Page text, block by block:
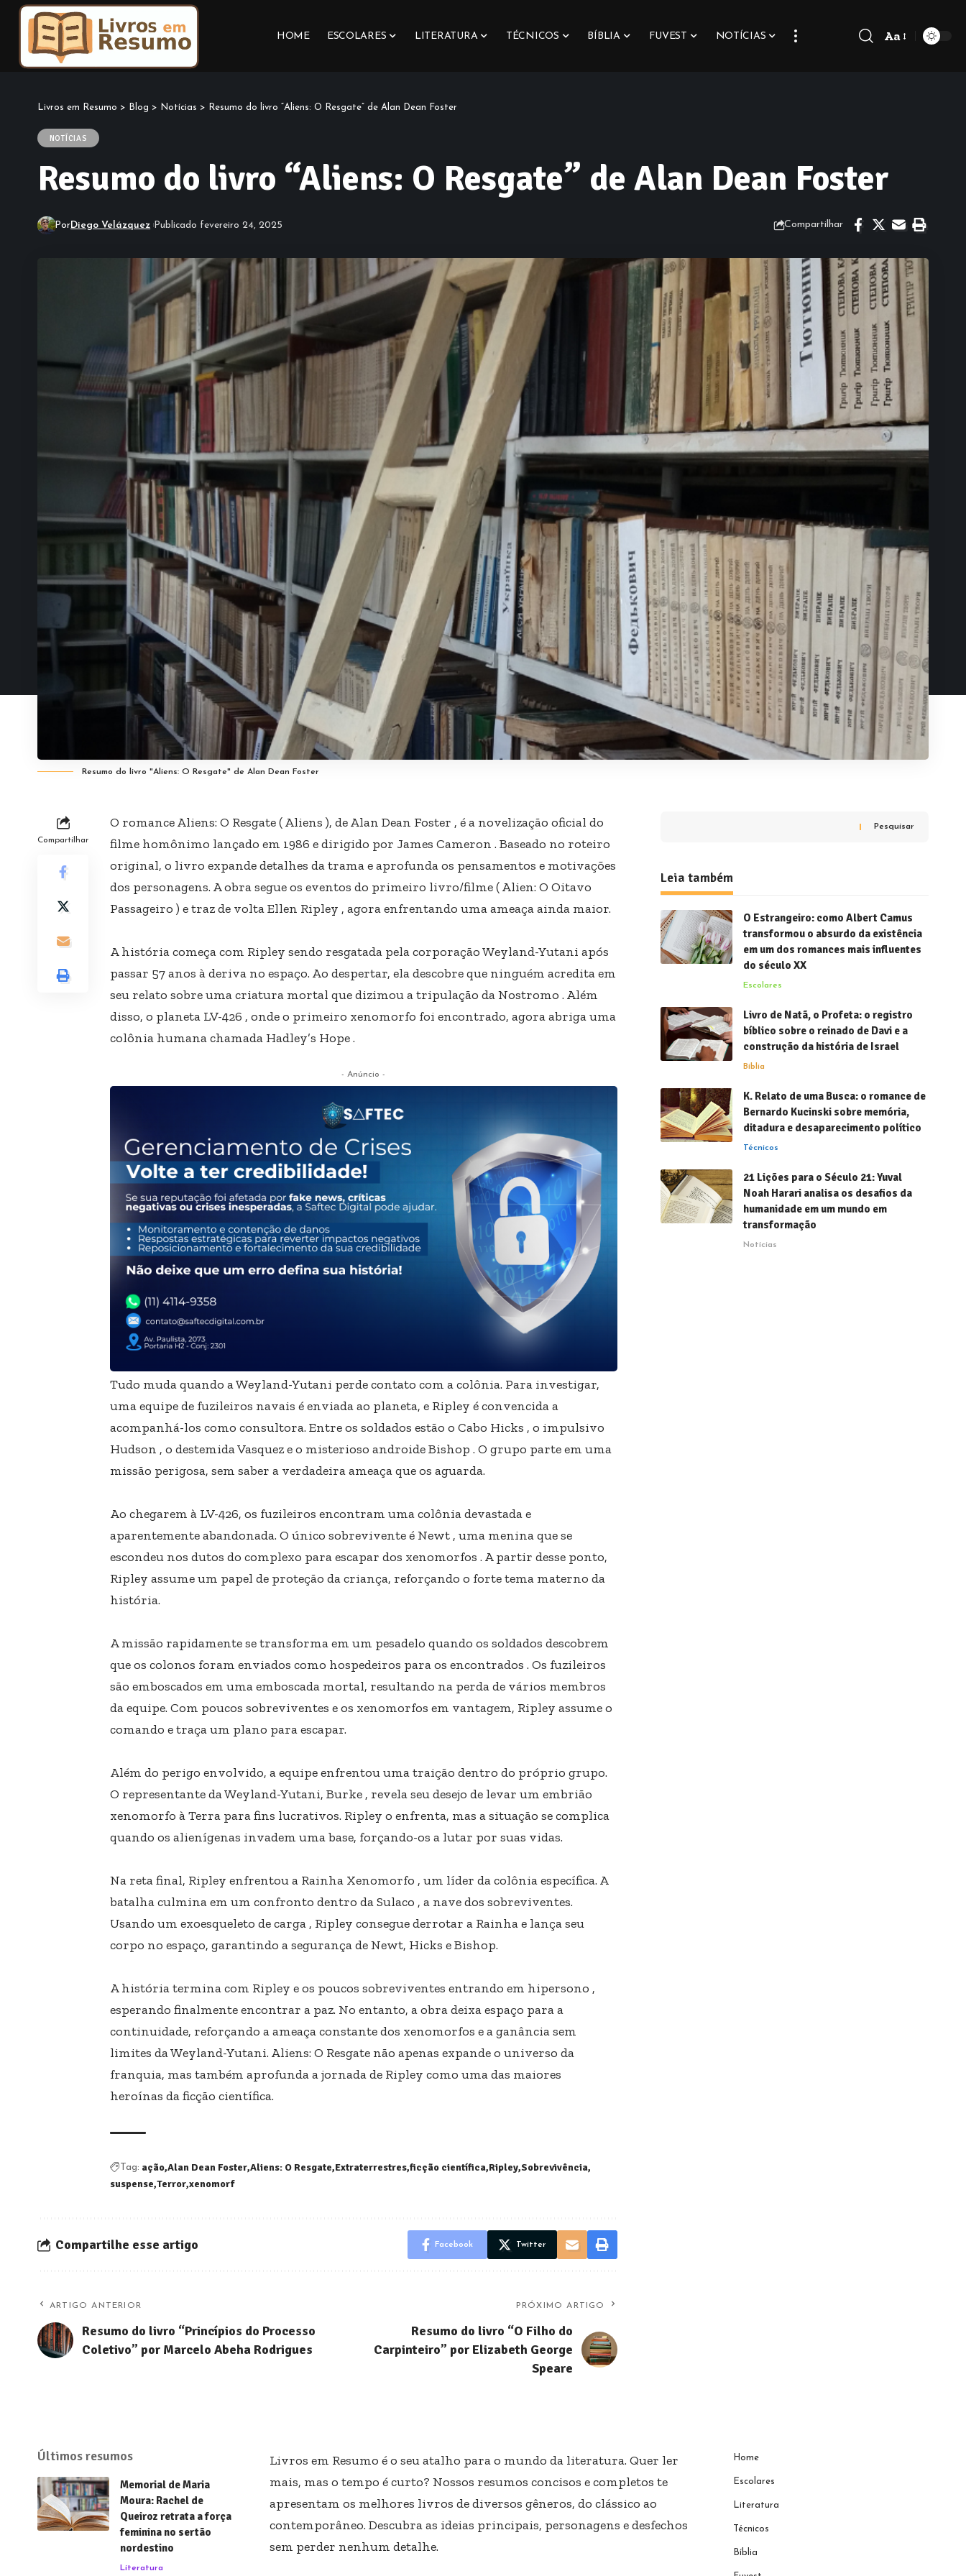
HOME ESCOLARES LITERATURA TÉCNICOS BÍBLIA FUVEST NOTÍCIAS
Font
Aa
Livros em Resumo > Blog > Notícias > Resumo do livro “Aliens: O Resgate” de Alan Dean Foster
NOTÍCIAS
Resumo do livro “Aliens: O Resgate” de Alan Dean Foster
PorDiego Velázquez Publicado fevereiro 24, 2025 Compartilhar
Resumo do livro "Aliens: O Resgate" de Alan Dean Foster
Compartilhar
O romance Aliens: O Resgate ( Aliens ), de Alan Dean Foster , é a novelização oficial do
filme homônimo lançado em 1986 e dirigido por James Cameron . Baseado no roteiro
original, o livro expande detalhes da trama e aprofunda os pensamentos e motivações
dos personagens. A obra segue os eventos do primeiro livro/filme ( Alien: O Oitavo
Passageiro ) e traz de volta Ellen Ripley , agora enfrentando uma ameaça ainda maior.
A história começa com Ripley sendo resgatada pela corporação Weyland-Yutani após
passar 57 anos à deriva no espaço. Ao despertar, ela descobre que ninguém acredita em
seu relato sobre uma criatura mortal que dizimou a tripulação da Nostromo . Além
disso, o planeta LV-426 , onde o primeiro xenomorfo foi encontrado, agora abriga uma
colônia humana chamada Hadley’s Hope .
- Anúncio -
Tudo muda quando a Weyland-Yutani perde contato com a colônia. Para investigar,
uma equipe de fuzileiros navais é enviada ao planeta, e Ripley é convencida a
acompanhá-los como consultora. Entre os soldados estão o Cabo Hicks , o impulsivo
Hudson , o destemida Vasquez e o misterioso androide Bishop . O grupo parte em uma
missão perigosa, sem saber a verdadeira ameaça que os aguarda.
Ao chegarem à LV-426, os fuzileiros encontram uma colônia devastada e
aparentemente abandonada. O único sobrevivente é Newt , uma menina que se
escondeu nos dutos do complexo para escapar dos xenomorfos . A partir desse ponto,
Ripley assume um papel de proteção da criança, reforçando o forte tema materno da
história.
A missão rapidamente se transforma em um pesadelo quando os soldados descobrem
que os colonos foram enviados como hospedeiros para os encontrados . Os fuzileiros
são emboscados em uma emboscada mortal, resultando na perda de vários membros
da equipe. Com poucos sobreviventes e os xenomorfos em vantagem, Ripley assume o
comando e traça um plano para escapar.
Além do perigo envolvido, a equipe enfrentou uma traição dentro do próprio grupo.
O representante da Weyland-Yutani, Burke , revela seu desejo de levar um embrião
xenomorfo à Terra para fins lucrativos. Ripley o enfrenta, mas a situação se complica
quando os alienígenas invadem uma base, forçando-os a lutar por suas vidas.
Na reta final, Ripley enfrentou a Rainha Xenomorfo , um líder da colônia específica. A
batalha culmina em um confronto dentro da Sulaco , a nave dos sobreviventes.
Usando um exoesqueleto de carga , Ripley consegue derrotar a Rainha e lança seu
corpo no espaço, garantindo a segurança de Newt, Hicks e Bishop.
A história termina com Ripley e os poucos sobreviventes entrando em hipersono ,
esperando finalmente encontrar a paz. No entanto, a obra deixa espaço para a
continuidade, reforçando a ameaça constante dos xenomorfos e a ganância sem
limites da Weyland-Yutani. Aliens: O Resgate não apenas expande o universo da
franquia, mas também aprofunda a jornada de Ripley como uma das maiores
heroínas da ficção científica.
Tag: ação Alan Dean Foster Aliens: O Resgate Extraterrestres ficção científica Ripley Sobrevivência
suspense Terror xenomorf
Compartilhe esse artigo Facebook Twitter
ARTIGO ANTERIOR
Resumo do livro “Princípios do Processo
Coletivo” por Marcelo Abeha Rodrigues
PRÓXIMO ARTIGO
Resumo do livro “O Filho do
Carpinteiro” por Elizabeth George
Speare
Pesquisar
Leia também
O Estrangeiro: como Albert Camus
transformou o absurdo da existência
em um dos romances mais influentes
do século XX
Escolares
Livro de Natã, o Profeta: o registro
bíblico sobre o reinado de Davi e a
construção da história de Israel
Bíblia
K. Relato de uma Busca: o romance de
Bernardo Kucinski sobre memória,
ditadura e desaparecimento político
Técnicos
21 Lições para o Século 21: Yuval
Noah Harari analisa os desafios da
humanidade em um mundo em
transformação
Notícias
Últimos resumos
Memorial de Maria
Moura: Rachel de
Queiroz retrata a força
feminina no sertão
nordestino
Literatura
Livros em Resumo é o seu atalho para o mundo da literatura. Quer ler
mais, mas o tempo é curto? Nossos resumos concisos e completos te
apresentam os melhores livros de diversos gêneros, do clássico ao
contemporâneo. Descubra as ideias principais, personagens e desfechos
sem perder nenhum detalhe.
Home
Escolares
Literatura
Técnicos
Bíblia